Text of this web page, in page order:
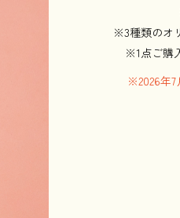
※3種類のオ
※1点ご購
※2026年7